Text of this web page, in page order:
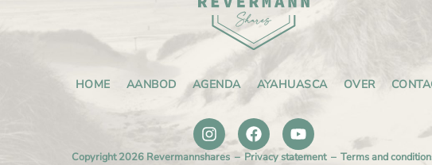
HOME AANBOD AGENDA AYAHUASCA OVER
Copyright 2026 Revermannshares – Privacy statement– Terms and